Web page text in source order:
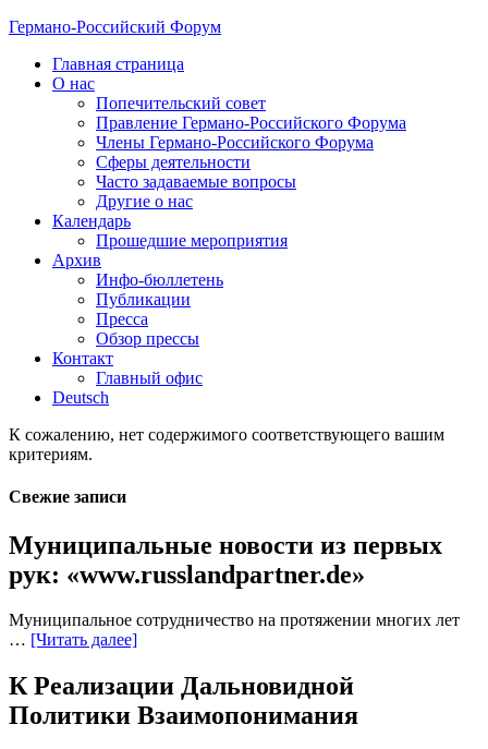
Германо-Российский Форум
Главная страница
О нас
Попечительский совет
Правление Германо-Российского Форума
Члены Германо-Российского Форума
Сферы деятельности
Часто задаваемые вопросы
Другие о нас
Календарь
Прошедшие мероприятия
Архив
Инфо-бюллетень
Публикации
Пресса
Обзор прессы
Контакт
Главный офис
Deutsch
К сожалению, нет содержимого соответствующего вашим
критериям.
Свежие записи
Муниципальные новости из первых
рук: «www.russlandpartner.de»
Муниципальное сотрудничество на протяжении многих лет
… [Читать далее]
К Реализации Дальновидной
Политики Взаимопонимания